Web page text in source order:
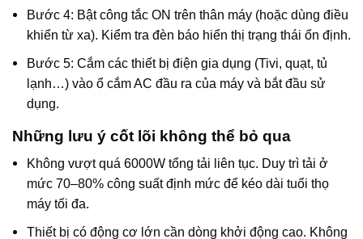
Bước 4: Bật công tắc ON trên thân máy (hoặc dùng điều
khiển từ xa). Kiểm tra đèn báo hiển thị trạng thái ổn định.
Bước 5: Cắm các thiết bị điện gia dụng (Tivi, quạt, tủ
lạnh…) vào ổ cắm AC đầu ra của máy và bắt đầu sử
dụng.
Những lưu ý cốt lõi không thể bỏ qua
Không vượt quá 6000W tổng tải liên tục. Duy trì tải ở
mức 70–80% công suất định mức để kéo dài tuổi thọ
máy tối đa.
Thiết bị có động cơ lớn cần dòng khởi động cao. Không